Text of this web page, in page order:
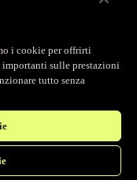
i cookie per offrirti
importanti sulle prestazioni
tutto senza